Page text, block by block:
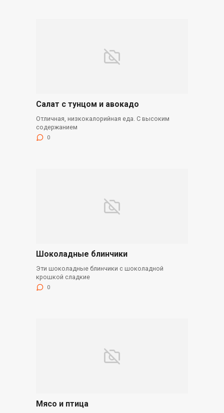
Салат с тунцом и авокадо
Отличная, низкокалорийная еда. С высоким
содержанием
0
Шоколадные блинчики
Эти шоколадные блинчики с шоколадной
крошкой сладкие
0
Мясо и птица